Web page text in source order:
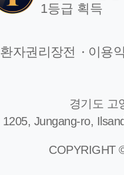
1등급 획득
환자권리장전 이용
경기도 고
1205, Jungang-ro,
COPYRIGHT